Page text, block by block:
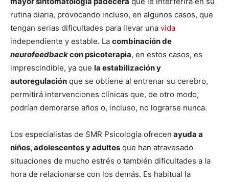
rutina diaria, provocando incluso, en algunos casos, que
tengan serias dificultades para llevar una vida
independiente y estable. La combinación de
neurofeedbackcon psicoterapia, en estos casos, es
imprescindible, ya que la estabilización y
autoregulación que se obtiene al entrenar su cerebro,
permitirá intervenciones clínicas que, de otro modo,
podrían demorarse años o, incluso, no lograrse nunca.
Los especialistas de SMR Psicología ofrecen ayuda a
niños, adolescentes y adultos que han atravesado
situaciones de mucho estrés o también dificultades a la
hora de relacionarse con los demás. Es habitual la